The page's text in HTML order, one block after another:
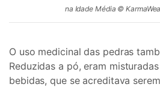
na Idade Média ©
O uso medicinal das pedras
Reduzidas a pó, eram
bebidas, que se acreditava